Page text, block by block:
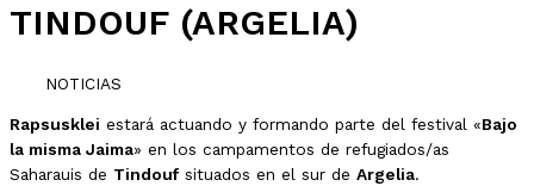
TINDOUF (ARGELIA)
NOTICIAS
Rapsusklei estará actuando y formando parte del festival «Bajo
la misma Jaima» en los campamentos de refugiados/as
Saharauis de Tindouf situados en el sur de Argelia.